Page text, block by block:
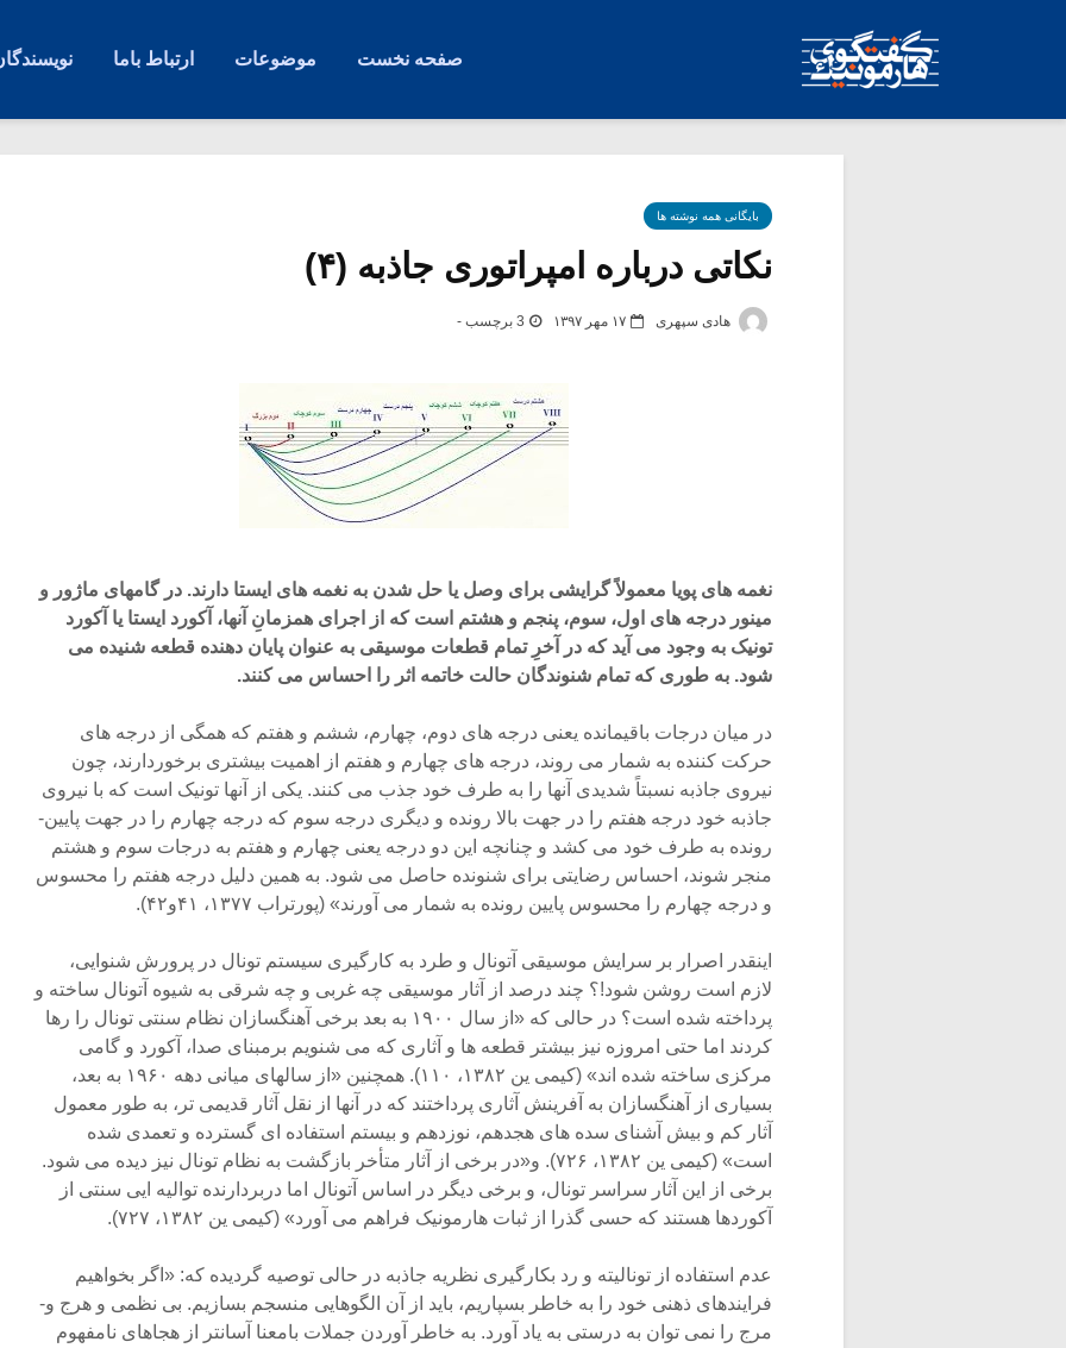
صفحه نخست موضوعات ارتباط باما
بایگانی همه نوشته ها
نکاتی درباره امپراتوری جاذبه (۴)
هادی سپهری ۱۷ مهر ۱۳۹۷ 3 برچسب -
نغمه های پویا معمولاً گرایشی برای وصل یا حل شدن به نغمه های ایستا دارند. در گام­های ماژور و
مینور درجه های اول، سوم، پنجم و هشتم است که از اجرای همزمانِ آنها، آکورد ایستا یا آکورد
تونیک به وجود می آید که در آخرِ تمام قطعات موسیقی به عنوان پایان­ دهنده قطعه شنیده می
شود. به طوری که تمام شنوندگان حالت خاتمه اثر را احساس می کنند.
در میان درجات باقیمانده یعنی درجه های دوم، چهارم، ششم و هفتم که همگی از درجه های
حرکت­ کننده به شمار می روند، درجه های چهارم و هفتم از اهمیت بیشتری برخوردارند، چون
نیروی جاذبه نسبتاً شدیدی آنها را به طرف خود جذب می کنند. یکی از آنها تونیک است که با نیروی
جاذبه خود درجه هفتم را در جهت بالا رونده و دیگری درجه سوم که درجه چهارم را در جهت پایین­
رونده به طرف خود می کشد و چنانچه این دو درجه یعنی چهارم و هفتم به درجات سوم و هشتم
منجر شوند، احساس رضایتی برای شنونده حاصل می شود. به همین دلیل درجه هفتم را محسوس
و درجه چهارم را محسوس پایین ­رونده به شمار می آورند» (پورتراب ۱۳۷۷، ۴۱و۴۲).
اینقدر اصرار بر سرایش موسیقی آتونال و طرد به کارگیری سیستم تونال در پرورش شنوایی،
لازم است روشن شود!؟ چند درصد از آثار موسیقی چه غربی و چه شرقی به شیوه آتونال ساخته و
پرداخته شده است؟ در حالی که «از سال ۱۹۰۰ به بعد برخی آهنگسازان نظام سنتی تونال را رها
کردند اما حتی امروزه نیز بیشتر قطعه ها و آثاری که می شنویم برمبنای صدا، آکورد و گامی
مرکزی ساخته شده ­اند» (کیمی ین ۱۳۸۲، ۱۱۰). همچنین «از سالهای میانی دهه ۱۹۶۰ به بعد،
بسیاری از آهنگسازان به آفرینش آثاری پرداختند که در آنها از نقل آثار قدیمی تر، به طور معمول
آثار کم ­و ­بیش آشنای سده های هجدهم، نوزدهم و بیستم استفاده ­ای گسترده و تعمدی شده
است» (کیمی ین ۱۳۸۲، ۷۲۶). و«در برخی از آثار متأخر بازگشت به نظام تونال نیز دیده می شود.
برخی از این آثار سراسر تونال، و برخی دیگر در اساس آتونال اما دربردارنده توالی­ه ایی سنتی از
آکوردها هستند که حسی گذرا از ثبات هارمونیک فراهم می آورد» (کیمی ین ۱۳۸۲، ۷۲۷).
عدم استفاده از تونالیته و رد بکارگیری نظریه جاذبه در حالی توصیه گردیده که: «اگر بخواهیم
فرایندهای ذهنی خود را به خاطر بسپاریم، باید از آن الگوهایی منسجم بسازیم. بی ­نظمی و هرج­ و­
مرج را نمی توان به درستی به یاد آورد. به خاطر آوردن جملات بامعنا آسان­تر از هجاهای نامفهوم